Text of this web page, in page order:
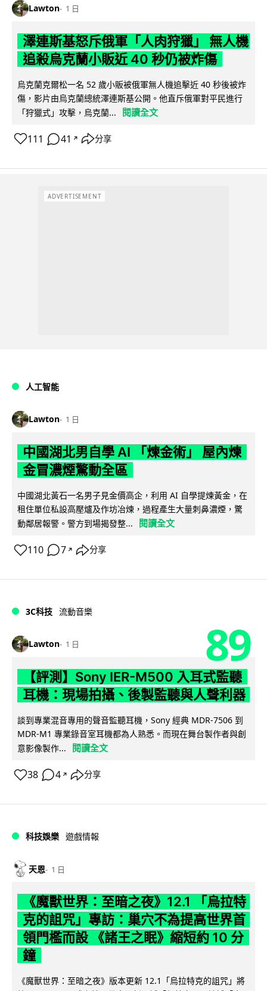
Lawton 1 日
澤連斯基怒斥俄軍「人肉狩獵」 無人機
追殺烏克蘭小販近 40 秒仍被炸傷
烏克蘭克爾松一名 52 歲小販被俄軍無人機追擊近 40 秒後被炸
傷，影片由烏克蘭總統澤連斯基公開。他直斥俄軍對平民進行
「狩獵式」攻擊，烏克蘭...
閱讀全文
111 41 ↗ 分享
ADVERTISEMENT
人工智能
Lawton 1 日
中國湖北男自學 AI 「煉金術」 屋內煉
金冒濃煙驚動全區
中國湖北黃石一名男子見金價高企，利用 AI 自學提煉黃金，在
租住單位私設高壓爐及作坊冶煉，過程產生大量刺鼻濃煙，驚
動鄰居報警。警方到場揭發整...
閱讀全文
110 7 ↗ 分享
3C科技 流動音樂
Lawton 1 日 89
【評測】Sony IER-M500 入耳式監聽
耳機：現場拍攝、後製監聽與人聲利器
談到專業混音專用的聲音監聽耳機，Sony 經典 MDR-7506 到
MDR-M1 專業錄音室耳機都為人熟悉。而現在舞台製作者與創
意影像製作...
閱讀全文
38 4 ↗ 分享
科技娛樂 遊戲情報
天恩 1 日
《魔獸世界：至暗之夜》12.1 「烏拉特
克的詛咒」專訪：巢穴不為提高世界首
領門檻而設 《諸王之眠》縮短約 10 分
鐘
《魔獸世界：至暗之夜》版本更新 12.1「烏拉特克的詛咒」將